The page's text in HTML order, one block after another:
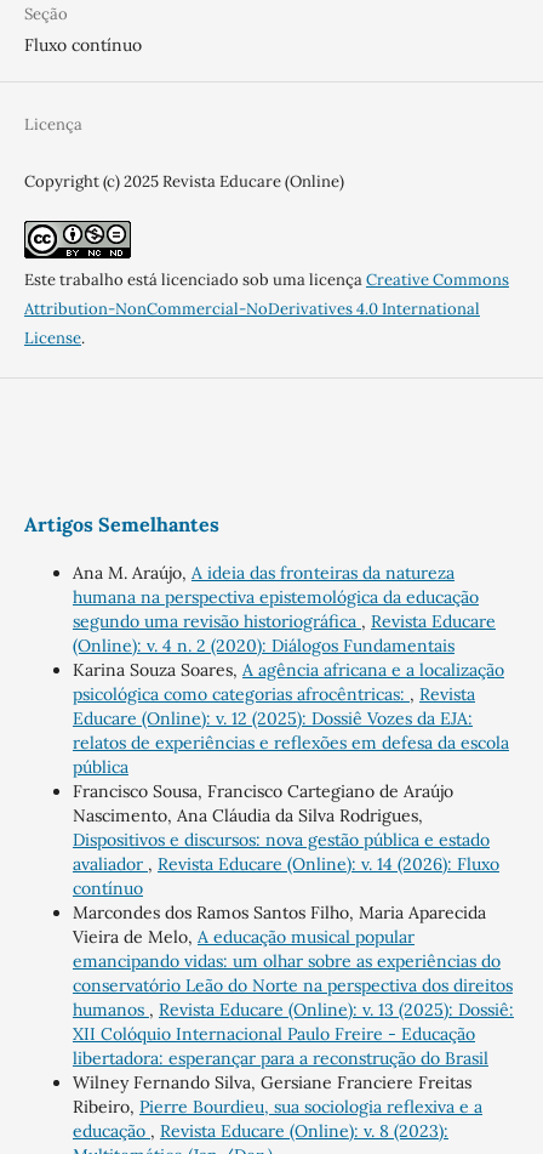
Seção
Fluxo contínuo
Licença
Copyright (c) 2025 Revista Educare (Online)
Este trabalho está licenciado sob uma licençaCreative Commons
Attribution-NonCommercial-NoDerivatives 4.0 International
License.
Artigos Semelhantes
Ana M. Araújo, A ideia das fronteiras da natureza
humana na perspectiva epistemológica da educação
segundo uma revisão historiográfica , Revista Educare
(Online): v. 4 n. 2 (2020): Diálogos Fundamentais
Karina Souza Soares, A agência africana e a localização
psicológica como categorias afrocêntricas: , Revista
Educare (Online): v. 12 (2025): Dossiê Vozes da EJA:
relatos de experiências e reflexões em defesa da escola
pública
Francisco Sousa, Francisco Cartegiano de Araújo
Nascimento, Ana Cláudia da Silva Rodrigues,
Dispositivos e discursos: nova gestão pública e estado
avaliador , Revista Educare (Online): v. 14 (2026): Fluxo
contínuo
Marcondes dos Ramos Santos Filho, Maria Aparecida
Vieira de Melo, A educação musical popular
emancipando vidas: um olhar sobre as experiências do
conservatório Leão do Norte na perspectiva dos direitos
humanos , Revista Educare (Online): v. 13 (2025): Dossiê:
XII Colóquio Internacional Paulo Freire - Educação
libertadora: esperançar para a reconstrução do Brasil
Wilney Fernando Silva, Gersiane Franciere Freitas
Ribeiro, Pierre Bourdieu, sua sociologia reflexiva e a
educação , Revista Educare (Online): v. 8 (2023):